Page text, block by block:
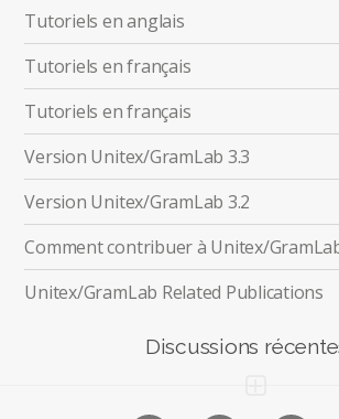
Tutoriels en anglais
Tutoriels en français
Tutoriels en français
Version Unitex/GramLab 3.3
Version Unitex/GramLab 3.2
Comment contribuer à Unitex/
Unitex/GramLab Related Publications
Discussions